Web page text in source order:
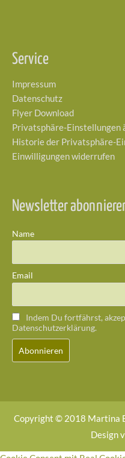
Service
Impressum
Datenschutz
Flyer Download
Privatsphäre-Einstellungen
Historie der Privatsphäre-
Einwilligungen widerrufen
Newsletter
Name
Email
Indem Du fortfährst,
Datenschutzerklärung.
Copyright © 2018 Martina
Design